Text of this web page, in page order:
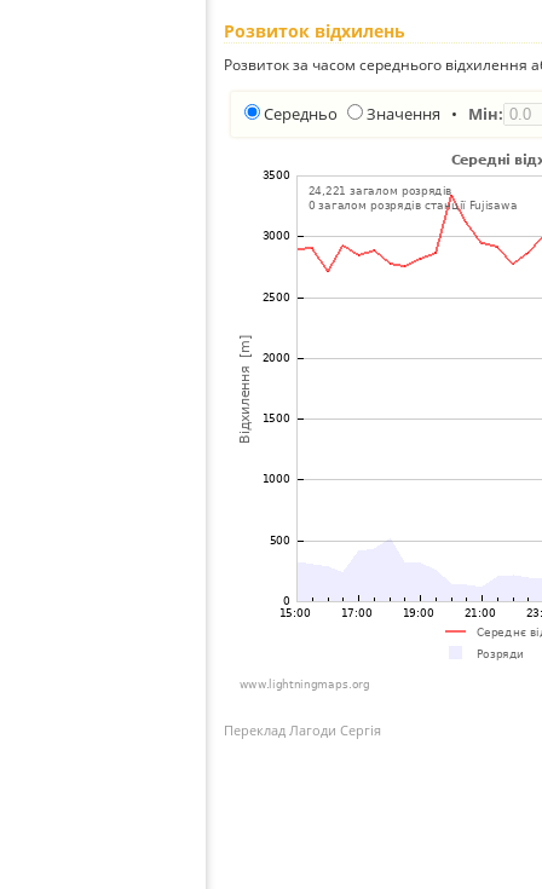
Розвиток відхилень
Розвиток за часом середнього відхилення
Середньо Значення • Мін:
Переклад Лагоди Сергія